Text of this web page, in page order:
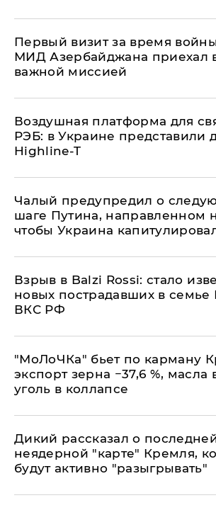
Первый визит за время
МИД Азербайджана приехал
важной миссией
Воздушная платформа для
РЭБ: в Украине представили
Highline-T
Чалый предупредил о
шаге Путина, направленном
чтобы Украина
Взрыв в Balzi Rossi: стало
новых пострадавших в семье
ВКС РФ
​"МоЛоЧКа" бьет по карману
экспорт зерна −37,6 %, масла
уголь в коллапсе
Дикий рассказал о
неядерной "карте" Кремля,
будут активно "разыгрывать"